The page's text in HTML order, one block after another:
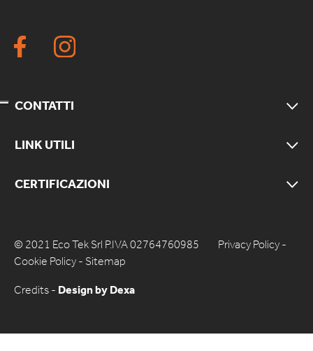
CONTATTI
LINK UTILI
CERTIFICAZIONI
© 2021 Eco Tek Srl P.IVA 02764760985 Privacy Policy -
Cookie Policy - Sitemap
Credits - Design by Dexa